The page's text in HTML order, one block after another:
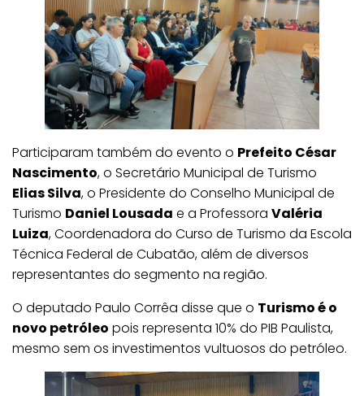
Participaram também do evento o Prefeito César
Nascimento, o Secretário Municipal de Turismo
Elias Silva, o Presidente do Conselho Municipal de
Turismo Daniel Lousada e a Professora Valéria
Luiza, Coordenadora do Curso de Turismo da Escola
Técnica Federal de Cubatão, além de diversos
representantes do segmento na região.
O deputado Paulo Corrêa disse que o Turismo é o
novo petróleo pois representa 10% do PIB Paulista,
mesmo sem os investimentos vultuosos do petróleo.